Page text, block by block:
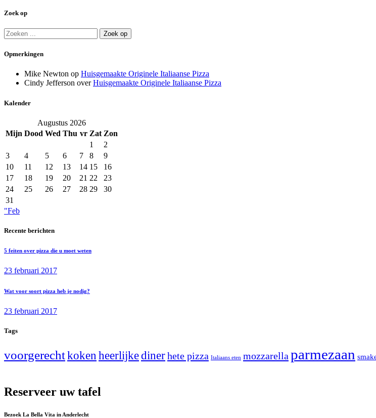
Zoek op
Zoeken
naar:
Opmerkingen
Mike Newton op Huisgemaakte Originele Italiaanse Pizza
Cindy Jefferson overHuisgemaakte Originele Italiaanse Pizza
Kalender
Augustus 2026
Mijn Dood Wed Thu vr Zat Zon
1
2
3
4 5 6 7 8
9
10
11 12 13 14 15
16
17
18 19 20 21 22
23
24
25 26 27 28 29
30
31
"Feb
Recente berichten
5 feiten over pizza die u moet weten
23 februari 2017
Wat voor soort pizza heb je nodig?
23 februari 2017
Tags
voorgerechtkoken heerlijkedinerhete pizza Italiaans eten mozzarella parmezaan
Reserveer uw tafel
Bezoek La Bella Vita in Anderlecht